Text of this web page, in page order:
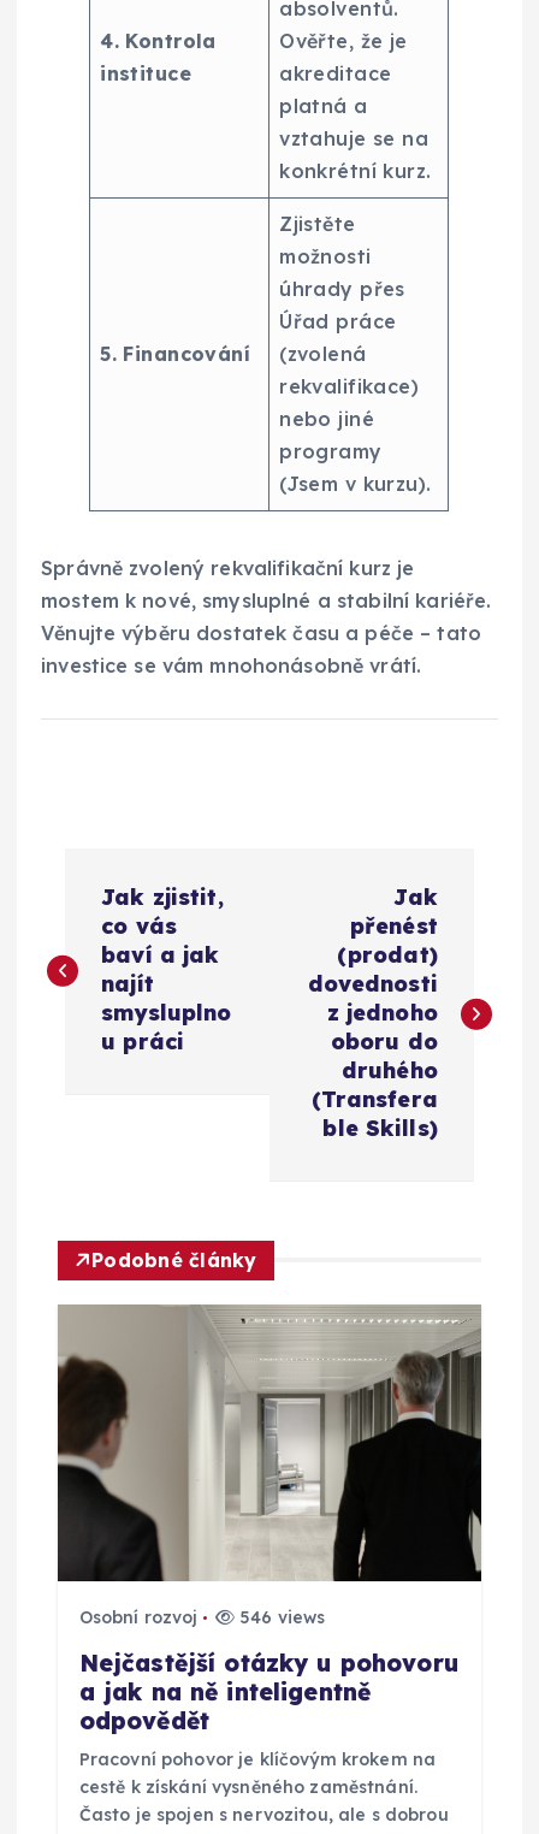
4. Kontrola
instituce
absolventů.
Ověřte, že je
akreditace
platná a
vztahuje se na
konkrétní kurz.
5. Financování
Zjistěte
možnosti
úhrady přes
Úřad práce
(zvolená
rekvalifikace)
nebo jiné
programy
(Jsem v kurzu).
Správně zvolený rekvalifikační kurz je
mostem k nové, smysluplné a stabilní kariéře.
Věnujte výběru dostatek času a péče – tato
investice se vám mnohonásobně vrátí.
v
c
e
p
o
ř
Jak zjistit,
co vás
baví a jak
najít
smysluplno
u práci
Jak
přenést
(prodat)
dovednosti
z jednoho
oboru do
druhého
(Transfera
ble Skills)
Podobné články
Osobní rozvoj 546 views
Nejčastější otázky u pohovoru
a jak na ně inteligentně
odpovědět
Pracovní pohovor je klíčovým krokem na
cestě k získání vysněného zaměstnání.
Často je spojen s nervozitou, ale s dobrou